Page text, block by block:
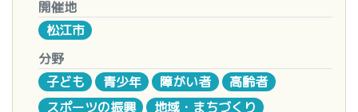
仮申込書はHPよりダウンロードしてください。メ
ール・FAX・郵送でお送りすることも可能です。
■募集期間
令和8年2月1日(日)～3月1日（日）
■持ち物
動きやすい服装（スタッフ用ビブス着用）
■その他
・事前連絡、保険加入有。
個人・団体・企業でお申込みできます！
みなさまのご参加お待ちしております！！
■日時
令和8年3月15日（日） 9:00～13:00
開催地
松江市
分野
子ども
青少年 障がい者
高齢者
スポーツの振興
地域・まちづくり